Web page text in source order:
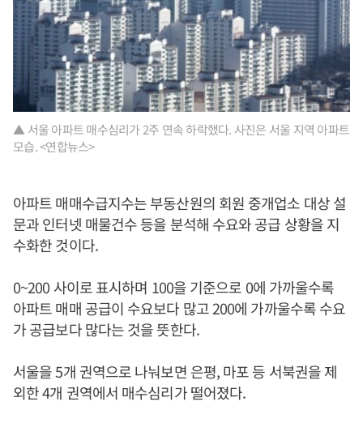
▲ 서울 아파트 매수심리가 2주 연속 하락했다. 사진은 서울 지역 아파트
모습. <연합뉴스>
아파트 매매수급지수는 부동산원의 회원 중개업소 대상 설
문과 인터넷 매물건수 등을 분석해 수요와 공급 상황을 지
수화한 것이다.
0~200 사이로 표시하며 100을 기준으로 0에 가까울수록
아파트 매매 공급이 수요보다 많고 200에 가까울수록 수요
가 공급보다 많다는 것을 뜻한다.
서울을 5개 권역으로 나눠보면 은평, 마포 등 서북권을 제
외한 4개 권역에서 매수심리가 떨어졌다.